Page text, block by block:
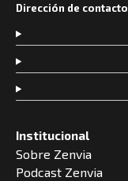
Institucional
Sobre Zenvia
Podcast Zenvia
Dirección de contacto